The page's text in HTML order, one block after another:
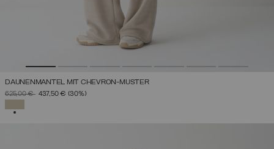
DAUNENMANTEL MIT CHEVRON-MUSTER
PREIS REDUZIERT VON
625,00 €AUF
437,50 € (30%)